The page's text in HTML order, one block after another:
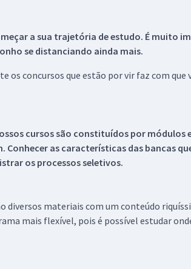
a sua trajetória de estudo. É muito
se distanciando ainda mais.
os concursos que estão por vir faz com que
cursos são constituídos por módulos
as características das bancas
os processos seletivos.
diversos materiais com um conteúdo
mais flexível, pois é possível estudar